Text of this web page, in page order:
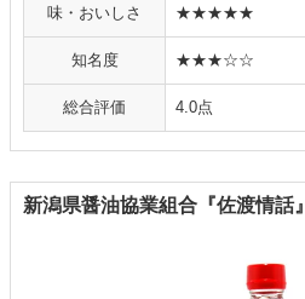
味・おいしさ ★★★★★
知名度 ★★★☆☆
総合評価 4.0点
新潟県醤油協業組合『佐渡情話』